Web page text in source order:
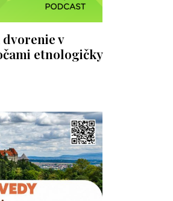
dvorenie v
etnologičky